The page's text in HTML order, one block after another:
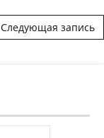
Следующая запись